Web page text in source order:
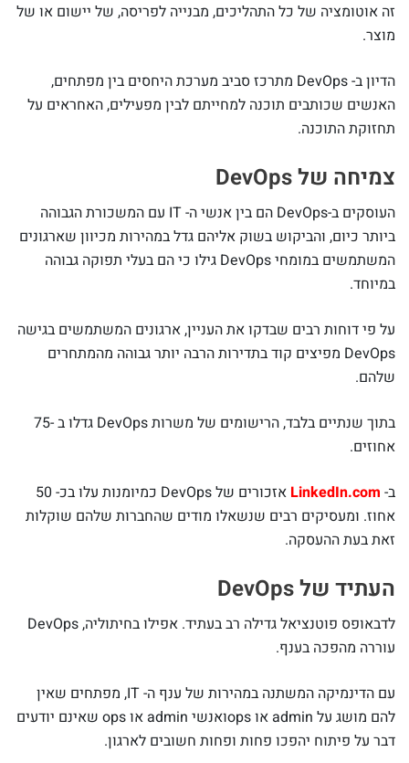
זה אוטומציה של כל התהליכים, מבנייה לפריסה, של יישום או של
מוצר.
הדיון ב- DevOps מתרכז סביב מערכת היחסים בין מפתחים,
האנשים שכותבים תוכנה למחייתם לבין מפעילים, האחראים על
תחזוקת התוכנה.
צמיחה של DevOps
העוסקים ב-DevOps הם בין אנשי ה- IT עם המשכורת הגבוהה
ביותר כיום, והביקוש בשוק אליהם גדל במהירות מכיוון שארגונים
המשתמשים במומחי DevOps גילו כי הם בעלי תפוקה גבוהה
במיוחד.
על פי דוחות רבים שבדקו את העניין, ארגונים המשתמשים בגישה
DevOps מפיצים קוד בתדירות הרבה יותר גבוהה מהמתחרים
שלהם.
בתוך שנתיים בלבד, הרישומים של משרות DevOps גדלו ב -75
אחוזים.
ב- LinkedIn.com
אזכורים של DevOps כמיומנות עלו בכ- 50
אחוז. ומעסיקים רבים שנשאלו מודים שהחברות שלהם שוקלות
זאת בעת ההעסקה.
העתיד של DevOps
לדבאופס פוטנציאל גדילה רב בעתיד. אפילו בחיתוליה, DevOps
עוררה מהפכה בענף.
עם הדינמיקה המשתנה במהירות של ענף ה- IT, מפתחים שאין
להם מושג על admin או opsואנשי admin או ops שאינם יודעים
דבר על פיתוח יהפכו פחות ופחות חשובים לארגון.